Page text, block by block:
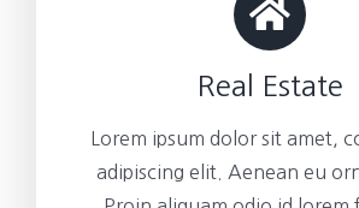
Real Estate
Lorem ipsum dolor sit amet,
adipiscing elit. Aenean eu